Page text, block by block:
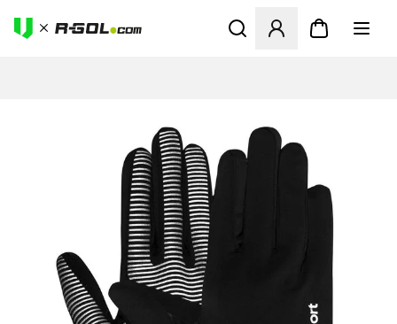
Ανοίγει ένα Modal για να